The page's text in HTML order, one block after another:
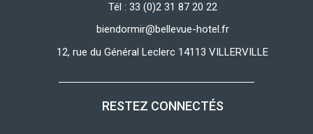
Tél : 33 (0)2 31 87 20 22
biendormir@bellevue-hotel.fr
12, rue du Général Leclerc 14113 VILLERVILLE
RESTEZ CONNECTÉS